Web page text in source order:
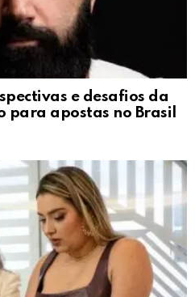
e desafios da
para apostas no Brasil